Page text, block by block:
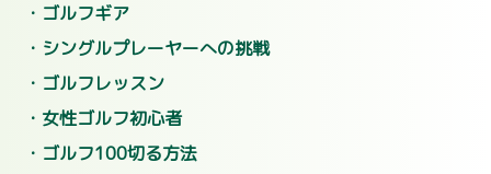
ゴルフギア
シングルプレーヤーへの挑戦
ゴルフレッスン
女性ゴルフ初心者
ゴルフ100切る方法